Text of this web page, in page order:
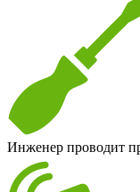
Инженер проводит